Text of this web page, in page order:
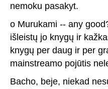
nemoku pasakyt.
o Murukami -- any
išleistų jo knygų ir
knygų per daug ir per
mainstreamo pojūtis
Bacho, beje, niekad